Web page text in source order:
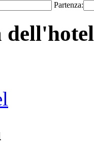
Partenza:
dell'hotel